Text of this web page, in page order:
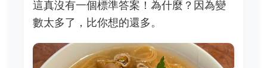
這真沒有一個標準答案！為什麼？因為變
數太多了，比你想的還多。